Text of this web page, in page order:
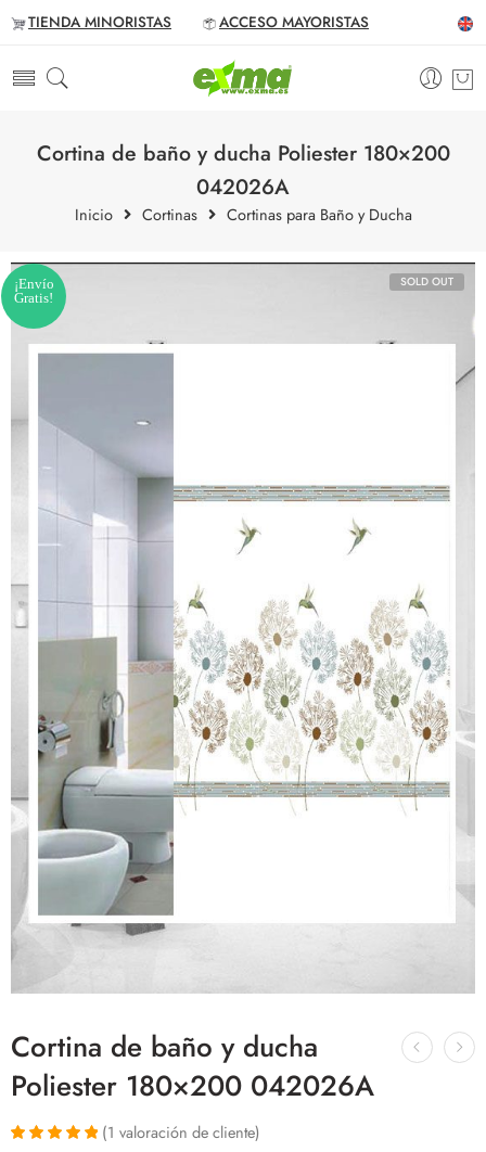
TIENDA MINORISTAS ACCESO MAYORISTAS
Cortina de baño y ducha Poliester 180×200
042026A
Inicio Cortinas Cortinas para Baño y Ducha
SOLD OUT
¡Envío
Gratis!
Cortina de baño y ducha
Poliester 180×200 042026A
(1 valoración de cliente)